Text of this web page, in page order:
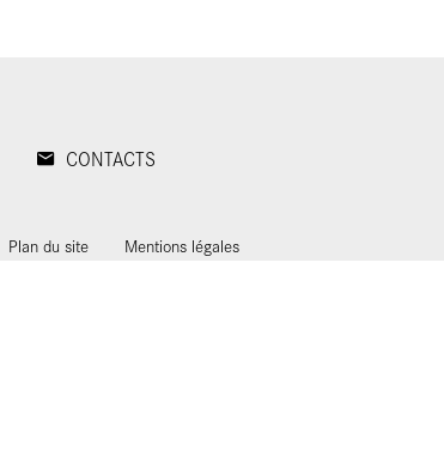
CONTACTS
Plan du site
Mentions légales